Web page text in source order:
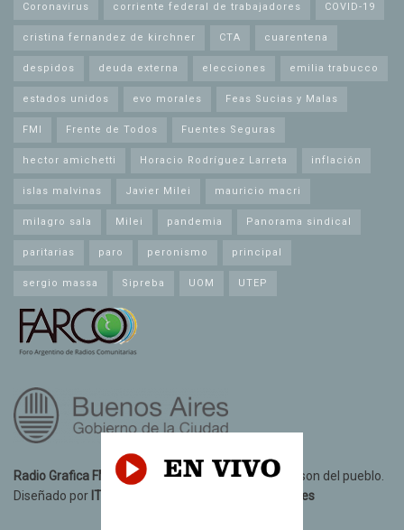
Coronavirus corriente federal de trabajadores COVID-19
cristina fernandez de kirchner CTA cuarentena
despidos deuda externa elecciones emilia trabucco
estados unidos evo morales Feas Sucias y Malas
FMI Frente de Todos Fuentes Seguras
hector amichetti Horacio Rodríguez Larreta inflación
islas malvinas Javier Milei mauricio macri
milagro sala Milei pandemia Panorama sindical
paritarias paro peronismo principal
sergio massa Sipreba UOM UTEP
Radio Grafica FM 89.3© 2021. Todos los derechos son del pueblo.
Diseñado por IT10 Informatica y Telecomunicaciones